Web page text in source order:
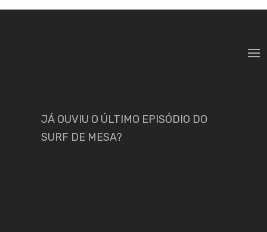
JÁ OUVIU O ÚLTIMO EPISÓDIO DO
SURF DE MESA?